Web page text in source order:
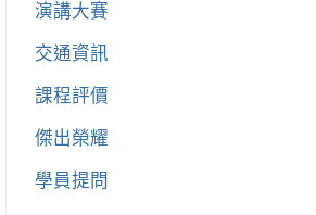
演講大賽
交通資訊
課程評價
傑出榮耀
學員提問